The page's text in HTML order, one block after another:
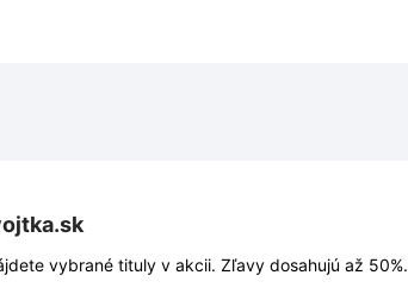
na Svojtka.sk
vybrané tituly v akcii. Zľavy dosahujú až 50%.